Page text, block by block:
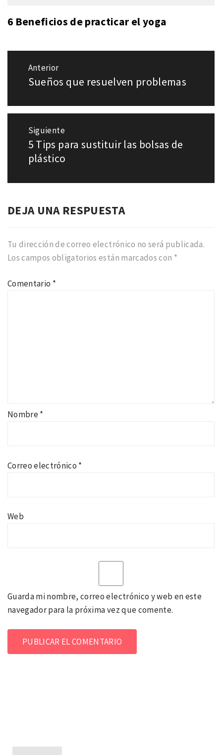
6 Beneficios de practicar el yoga
Navegación
entradas
Anterior
Entrada
Sueños que resuelven problemas
Siguiente
Entrada
siguiente:
5 Tips para sustituir las bolsas de
plástico
DEJA UNA RESPUESTA
Tu dirección de correo electrónico no será publicada.
Los campos obligatorios están marcados con *
Comentario *
Nombre*
Correo electrónico *
Web
Guarda mi nombre, correo electrónico y web en este
navegador para la próxima vez que comente.